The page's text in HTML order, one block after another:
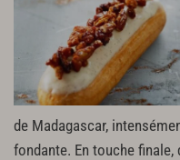
de Madagascar,
fondante. En touche